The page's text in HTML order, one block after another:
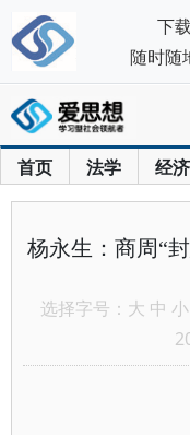
首页 法学 经
杨永生：商周“
选择字号： 大 中 小
下
随时随